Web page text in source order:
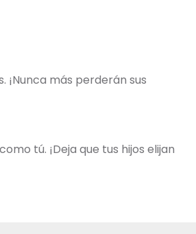
más perderán sus
tú. ¡Deja que tus hijos elijan